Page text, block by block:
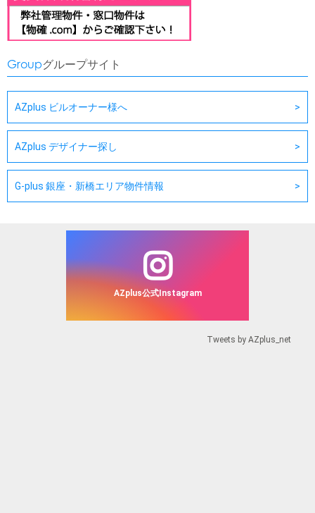
Groupグループサイト
AZplus ビルオーナー様へ
AZplus デザイナー探し
G-plus 銀座・新橋エリア物件情報
AZplus公式Instagram
Tweets by AZplus_net